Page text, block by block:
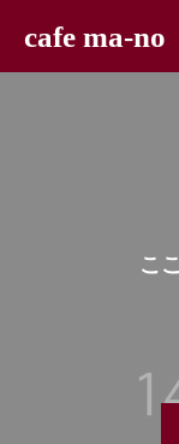
cafe ma-no
こ こ